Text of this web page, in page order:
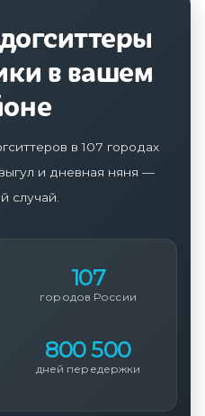
в вашем
в 107 городах
и дневная няня —
случай.
107
городов России
800 500
дней передержки